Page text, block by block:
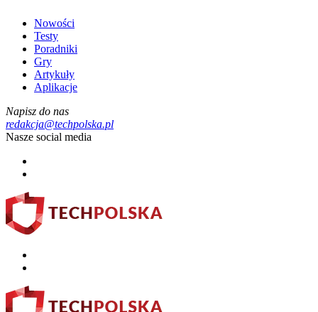
Nowości
Testy
Poradniki
Gry
Artykuły
Aplikacje
Napisz do nas
redakcja@techpolska.pl
Nasze social media